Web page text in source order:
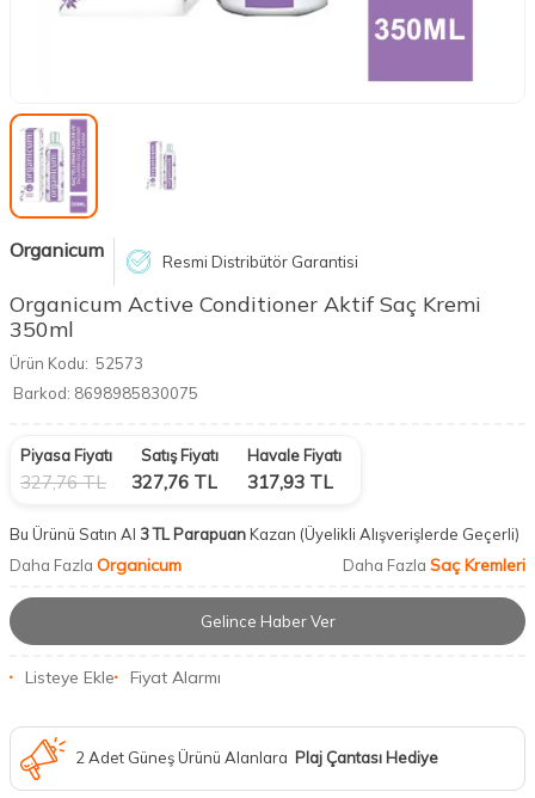
Organicum Resmi Distribütör Garantisi
Organicum Active Conditioner Aktif Saç Kremi
350ml
Ürün Kodu: 52573
Barkod: 8698985830075
Piyasa Fiyatı
327,76TL
Satış Fiyatı
327,76 TL
Havale Fiyatı
317,93 TL
Bu Ürünü Satın Al 3 TL ParapuanKazan (Üyelikli Alışverişlerde Geçerli)
Daha Fazla Organicum Daha Fazla Saç Kremleri
Gelince Haber Ver
Listeye Ekle Fiyat Alarmı
2 Adet Güneş Ürünü Alanlara Plaj Çantası Hediye